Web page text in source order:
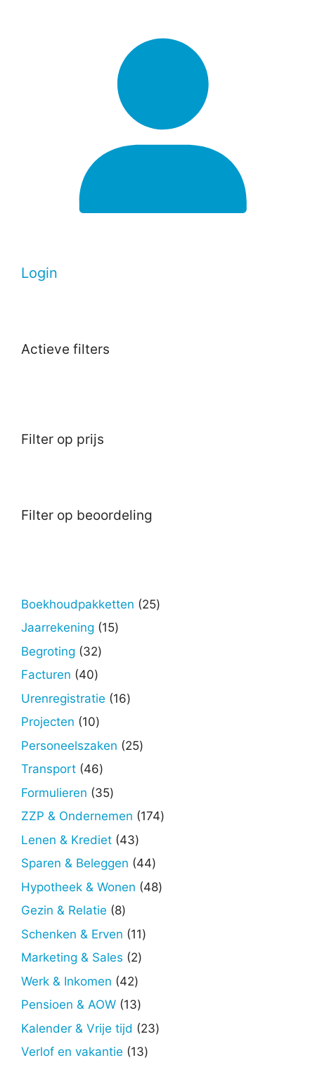
Login
Actieve filters
Filter op prijs
Filter op beoordeling
Boekhoudpakketten 2525
Jaarrekening 1515
Begroting 3232
Facturen 4040
producten
Urenregistratie 1616
Projecten 1010
producten
Personeelszaken 2525
Transport 4646
producten
Formulieren 3535
producten
ZZP & Ondernemen 174174
Lenen & Krediet 4343
producten
Sparen & Beleggen 4444
producten
Hypotheek & Wonen 4848
Gezin & Relatie 88
producten
Schenken & Erven 1111
Marketing & Sales 22
Werk & Inkomen 4242
producten
Pensioen & AOW 1313
producten
Kalender & Vrije tijd 2323
Verlof en vakantie 1313